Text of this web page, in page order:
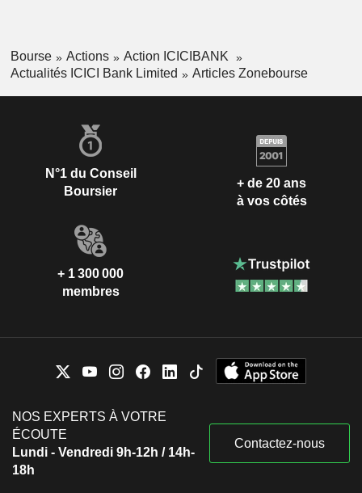
Bourse Actions
Action ICICIBANK
Actualités ICICI Bank Limited
Articles Zonebourse
N°1 du Conseil
Boursier
+ de 20 ans
à vos côtés
+ 1 300 000
membres
NOS EXPERTS À VOTRE
ÉCOUTE
Lundi - Vendredi 9h-12h / 14h-
18h
Contactez-nous